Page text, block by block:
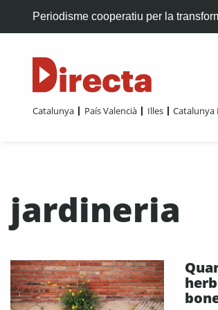
Periodisme cooperatiu per la
Catalunya País Valencià Illes Catalunya
jardineria